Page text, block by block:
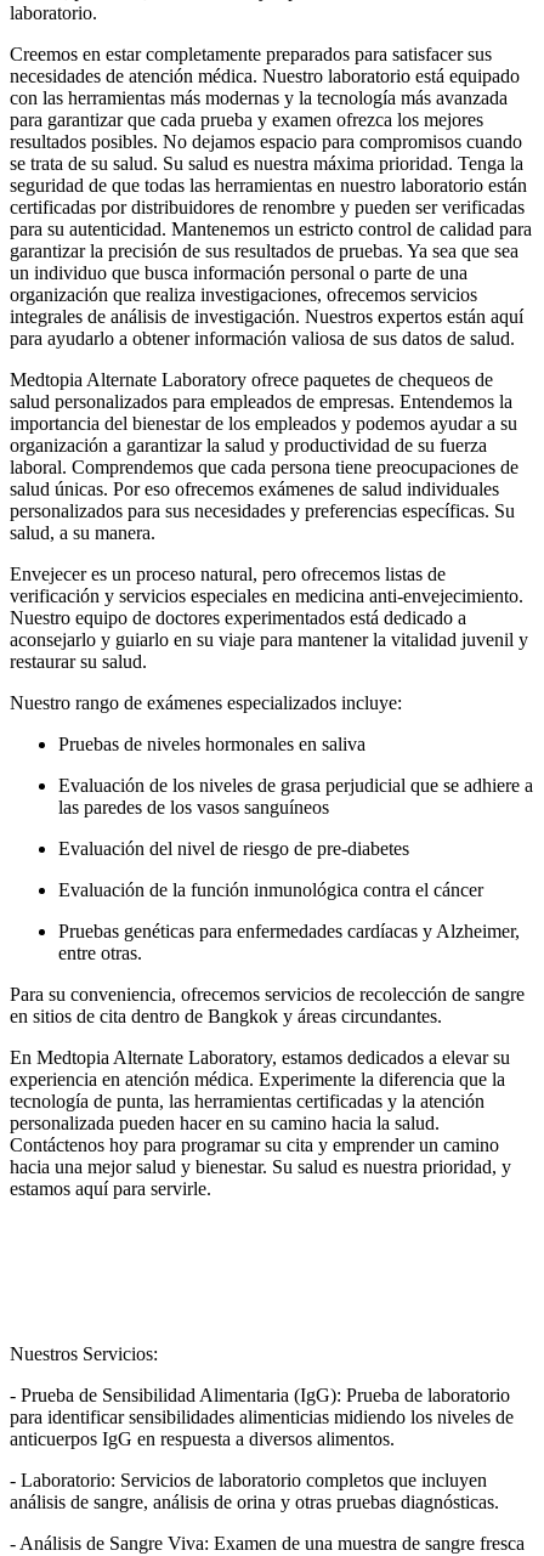
laboratorio.
Creemos en estar completamente preparados para satisfacer sus
necesidades de atención médica. Nuestro laboratorio está equipado
con las herramientas más modernas y la tecnología más avanzada
para garantizar que cada prueba y examen ofrezca los mejores
resultados posibles. No dejamos espacio para compromisos cuando
se trata de su salud. Su salud es nuestra máxima prioridad. Tenga la
seguridad de que todas las herramientas en nuestro laboratorio están
certificadas por distribuidores de renombre y pueden ser verificadas
para su autenticidad. Mantenemos un estricto control de calidad para
garantizar la precisión de sus resultados de pruebas. Ya sea que sea
un individuo que busca información personal o parte de una
organización que realiza investigaciones, ofrecemos servicios
integrales de análisis de investigación. Nuestros expertos están aquí
para ayudarlo a obtener información valiosa de sus datos de salud.
Medtopia Alternate Laboratory ofrece paquetes de chequeos de
salud personalizados para empleados de empresas. Entendemos la
importancia del bienestar de los empleados y podemos ayudar a su
organización a garantizar la salud y productividad de su fuerza
laboral. Comprendemos que cada persona tiene preocupaciones de
salud únicas. Por eso ofrecemos exámenes de salud individuales
personalizados para sus necesidades y preferencias específicas. Su
salud, a su manera.
Envejecer es un proceso natural, pero ofrecemos listas de
verificación y servicios especiales en medicina anti-envejecimiento.
Nuestro equipo de doctores experimentados está dedicado a
aconsejarlo y guiarlo en su viaje para mantener la vitalidad juvenil y
restaurar su salud.
Nuestro rango de exámenes especializados incluye:
Pruebas de niveles hormonales en saliva
Evaluación de los niveles de grasa perjudicial que se adhiere a
las paredes de los vasos sanguíneos
Evaluación del nivel de riesgo de pre-diabetes
Evaluación de la función inmunológica contra el cáncer
Pruebas genéticas para enfermedades cardíacas y Alzheimer,
entre otras.
Para su conveniencia, ofrecemos servicios de recolección de sangre
en sitios de cita dentro de Bangkok y áreas circundantes.
En Medtopia Alternate Laboratory, estamos dedicados a elevar su
experiencia en atención médica. Experimente la diferencia que la
tecnología de punta, las herramientas certificadas y la atención
personalizada pueden hacer en su camino hacia la salud.
Contáctenos hoy para programar su cita y emprender un camino
hacia una mejor salud y bienestar. Su salud es nuestra prioridad, y
estamos aquí para servirle.
Nuestros Servicios:
- Prueba de Sensibilidad Alimentaria (IgG): Prueba de laboratorio
para identificar sensibilidades alimenticias midiendo los niveles de
anticuerpos IgG en respuesta a diversos alimentos.
- Laboratorio: Servicios de laboratorio completos que incluyen
análisis de sangre, análisis de orina y otras pruebas diagnósticas.
- Análisis de Sangre Viva: Examen de una muestra de sangre fresca